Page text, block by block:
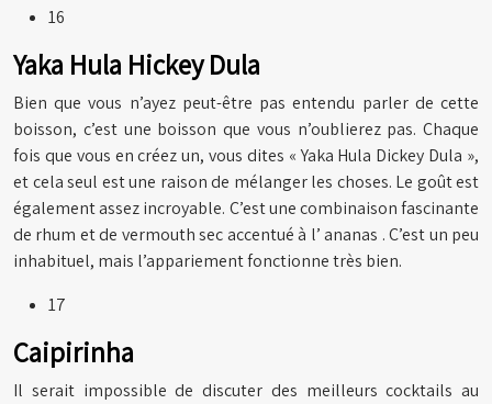
16
Yaka Hula Hickey Dula
Bien que vous n’ayez peut-être pas entendu parler de cette
boisson, c’est une boisson que vous n’oublierez pas. Chaque
fois que vous en créez un, vous dites « Yaka Hula Dickey Dula »,
et cela seul est une raison de mélanger les choses. Le goût est
également assez incroyable. C’est une combinaison fascinante
de rhum et de vermouth sec accentué à l’ ananas . C’est un peu
inhabituel, mais l’appariement fonctionne très bien.
17
Caipirinha
Il serait impossible de discuter des meilleurs cocktails au